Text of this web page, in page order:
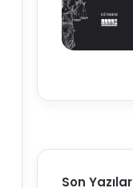
Son Yazılar